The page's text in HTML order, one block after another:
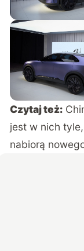
Czytaj też:
jest w nich
nabiorą